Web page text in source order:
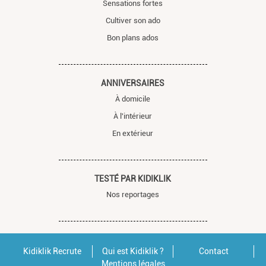
Sensations fortes
Cultiver son ado
Bon plans ados
ANNIVERSAIRES
À domicile
À l'intérieur
En extérieur
TESTÉ PAR KIDIKLIK
Nos reportages
Kidiklik Recrute Qui est Kidiklik ?
Contact
Mentions légales